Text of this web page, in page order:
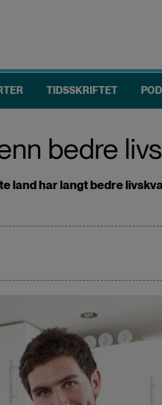
TIDSSKRIFTET
bedre
land har langt bedre